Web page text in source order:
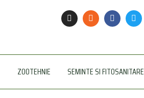
ZOOTEHNIE SEMINTE SI FITOSANITARE